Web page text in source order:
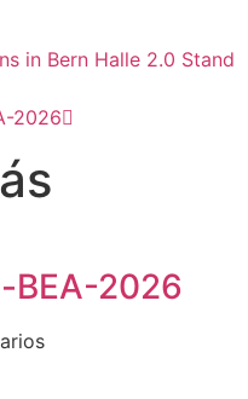
in Bern Halle 2.0 Stand
2026
BEA-2026